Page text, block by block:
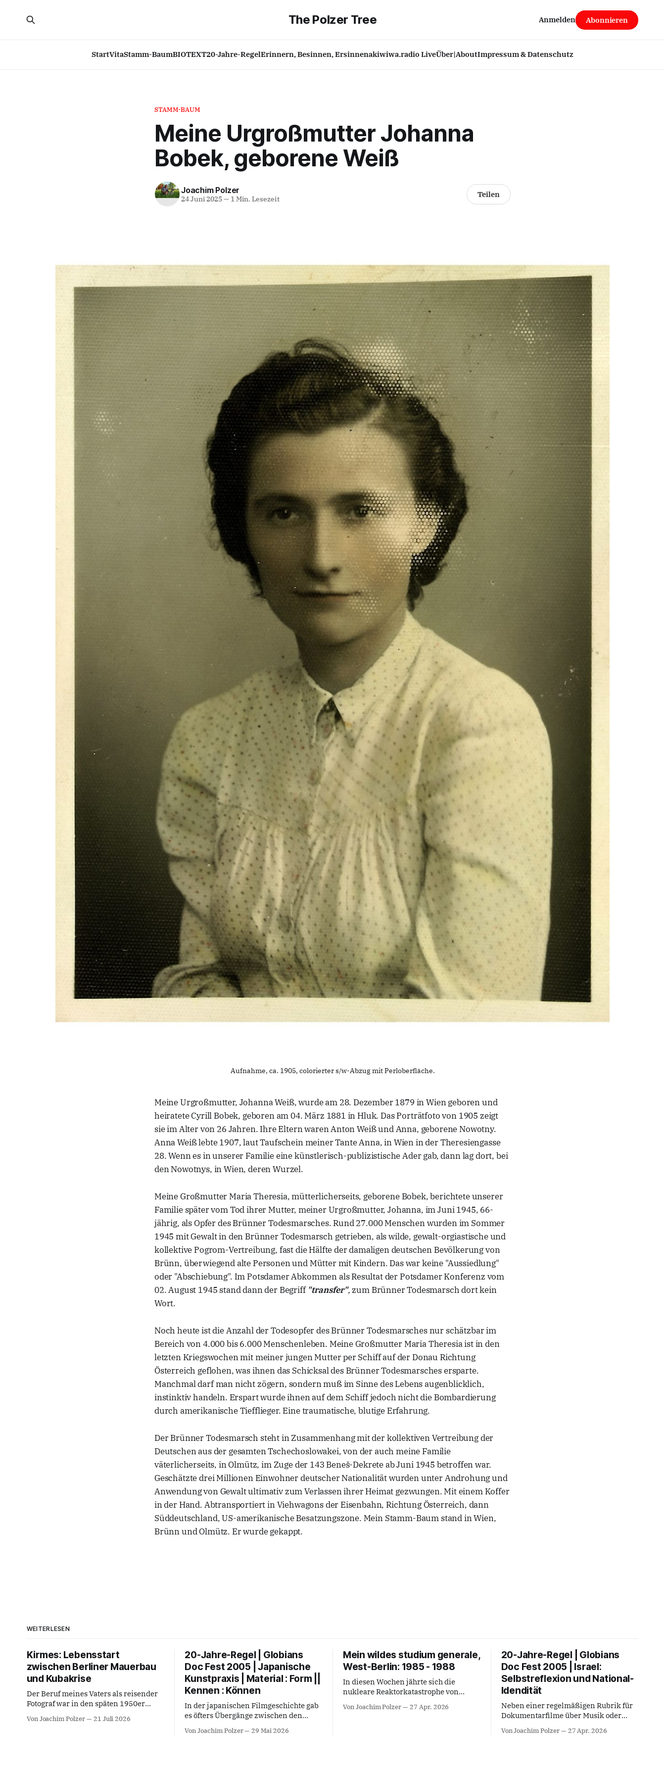
The Polzer Tree
StartVitaStamm-BaumBIOTEXT20-Jahre-RegelErinnern, Besinnen, Ersinnenakiwiwa.radio LiveÜber|AboutImpressum & Datenschutz
Anmelden Abonnieren
STAMM-BAUM
Meine Urgroßmutter Johanna
Bobek, geborene Weiß
Joachim Polzer
24 Juni 2025—1 Min. Lesezeit Teilen
Aufnahme, ca. 1905, colorierter s/w-Abzug mit Perloberfläche.
Meine Urgroßmutter, Johanna Weiß, wurde am 28. Dezember 1879 in Wien geboren und
heiratete Cyrill Bobek, geboren am 04. März 1881 in Hluk. Das Porträtfoto von 1905 zeigt
sie im Alter von 26 Jahren. Ihre Eltern waren Anton Weiß und Anna, geborene Nowotny.
Anna Weiß lebte 1907, laut Taufschein meiner Tante Anna, in Wien in der Theresiengasse
28. Wenn es in unserer Familie eine künstlerisch-publizistische Ader gab, dann lag dort, bei
den Nowotnys, in Wien, deren Wurzel.
Meine Großmutter Maria Theresia, mütterlicherseits, geborene Bobek, berichtete unserer
Familie später vom Tod ihrer Mutter, meiner Urgroßmutter, Johanna, im Juni 1945, 66-
jährig, als Opfer des Brünner Todesmarsches. Rund 27.000 Menschen wurden im Sommer
1945 mit Gewalt in den Brünner Todesmarsch getrieben, als wilde, gewalt-orgiastische und
kollektive Pogrom-Vertreibung, fast die Hälfte der damaligen deutschen Bevölkerung von
Brünn, überwiegend alte Personen und Mütter mit Kindern. Das war keine "Aussiedlung"
oder "Abschiebung". Im Potsdamer Abkommen als Resultat der Potsdamer Konferenz vom
02. August 1945 stand dann der Begriff "transfer",zum Brünner Todesmarsch dort kein
Wort.
Noch heute ist die Anzahl der Todesopfer des Brünner Todesmarsches nur schätzbar im
Bereich von 4.000 bis 6.000 Menschenleben. Meine Großmutter Maria Theresia ist in den
letzten Kriegswochen mit meiner jungen Mutter per Schiff auf der Donau Richtung
Österreich geflohen, was ihnen das Schicksal des Brünner Todesmarsches ersparte.
Manchmal darf man nicht zögern, sondern muß im Sinne des Lebens augenblicklich,
instinktiv handeln. Erspart wurde ihnen auf dem Schiff jedoch nicht die Bombardierung
durch amerikanische Tiefflieger. Eine traumatische, blutige Erfahrung.
Der Brünner Todesmarsch steht in Zusammenhang mit der kollektiven Vertreibung der
Deutschen aus der gesamten Tschechoslowakei, von der auch meine Familie
väterlicherseits, in Olmütz, im Zuge der 143 Beneš-Dekrete ab Juni 1945 betroffen war.
Geschätzte drei Millionen Einwohner deutscher Nationalität wurden unter Androhung und
Anwendung von Gewalt ultimativ zum Verlassen ihrer Heimat gezwungen. Mit einem Koffer
in der Hand. Abtransportiert in Viehwagons der Eisenbahn, Richtung Österreich, dann
Süddeutschland, US-amerikanische Besatzungszone. Mein Stamm-Baum stand in Wien,
Brünn und Olmütz. Er wurde gekappt.
WEITERLESEN
Kirmes: Lebensstart
zwischen Berliner Mauerbau
und Kubakrise
Der Beruf meines Vaters als reisender
Fotograf war in den späten 1950er
Gruppen in den Festzelten bei
Von Joachim Polzer 21 Juli 2026
20-Jahre-Regel | Globians
Doc Fest 2005 | Japanische
Kunstpraxis | Material : Form ||
Kennen : Können
In der japanischen Filmgeschichte gab
es öfters Übergänge zwischen den
Filmregie bei Hiroshi Teshigahara oder
Von Joachim Polzer 29 Mai 2026
Mein wildes studium generale,
West-Berlin: 1985 - 1988
In diesen Wochen jährte sich die
nukleare Reaktorkatastrophe von
40. Mal. Die Generation meiner Lehrer
Von Joachim Polzer 27 Apr. 2026
20-Jahre-Regel | Globians
Doc Fest 2005 | Israel:
Selbstreflexion und National-
Idendität
Neben einer regelmäßigen Rubrik für
Dokumentarfilme über Musik oder
Festivalläufen des Globians Doc Fest in
Von Joachim Polzer 27 Apr. 2026